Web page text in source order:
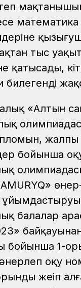
тыс
қатысады,
билегенді
«Алтын
жалпы
бойынша
өнер-
балалар
бойынша 1-
оқу
жеңіп